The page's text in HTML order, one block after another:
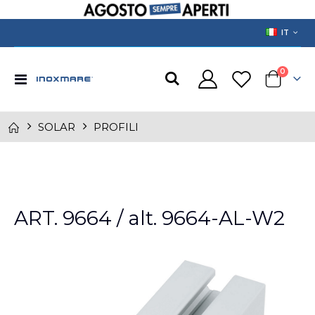
LANGUAGE
IT
Toggle
Cart
0prodotti
SOLAR PROFILI
the
end
ART. 9664 / alt. 9664-AL-W2